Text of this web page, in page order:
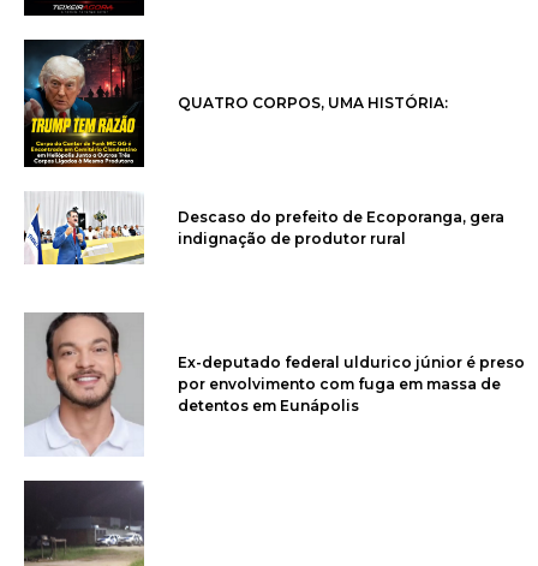
QUATRO CORPOS, UMA HISTÓRIA:
Descaso do prefeito de Ecoporanga, gera
indignação de produtor rural
Ex-deputado federal uldurico júnior é preso
por envolvimento com fuga em massa de
detentos em Eunápolis